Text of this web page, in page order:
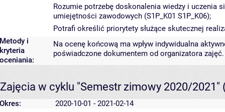
Rozumie potrzebę doskonalenia wiedzy i uczenia
umiejętności zawodowych (S1P_K01 S1P_K06);
Potrafi określić priorytety służące skutecznej
Metody i
kryteria
oceniania:
Na ocenę końcową ma wpływ indywidualna
poświadczone dokumentem od organizatora zajęć.
Zajęcia w cyklu "Semestr zimowy 2020/2021"
Okres:
2020-10-01 - 2021-02-14